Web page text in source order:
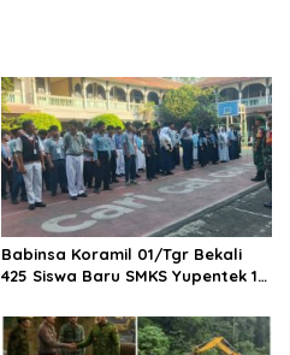
Babinsa Koramil 01/Tgr Bekali
425 Siswa Baru SMKS Yupentek 1
Kebangsaan